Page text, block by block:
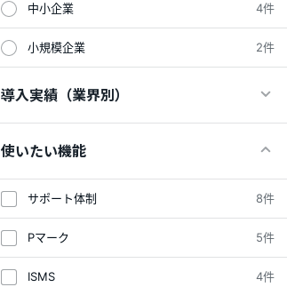
中小企業 4件
小規模企業 2件
導入実績（業界別）
使いたい機能
サポート体制 8件
Pマーク 5件
ISMS 4件